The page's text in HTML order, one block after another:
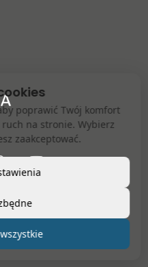
Youtube
poprawić Twój komfort
na stronie. Wybierz
zaakceptować.